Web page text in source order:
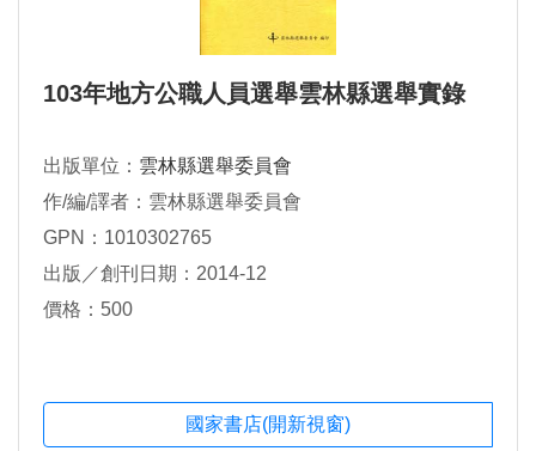
103年地方公職人員選舉雲林縣選舉實錄
出版單位： 雲林縣選舉委員會
作/編/譯者：雲林縣選舉委員會
GPN：1010302765
出版／創刊日期：2014-12
價格：500
國家書店(開新視窗)